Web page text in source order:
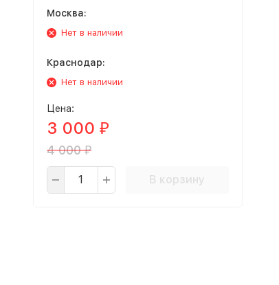
Москва:
Нет в наличии
Краснодар:
Нет в наличии
Цена:
3 000 ₽
4 000₽
В корзину